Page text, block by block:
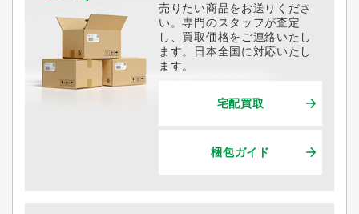
売りたい商品をお送りくださ
い。専門のスタッフが査定
し、買取価格をご連絡いたし
ます。日本全国に対応いたし
ます。
宅配買取
梱包ガイド